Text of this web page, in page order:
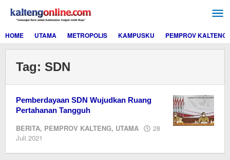
konten
HOME
UTAMA METROPOLIS KAMPUSKU PEMPROV KALTENG
Tag: SDN
Pemberdayaan SDN Wujudkan Ruang
Pertahanan Tangguh
BERITA, PEMPROV KALTENG, UTAMA
28
Juli 2021